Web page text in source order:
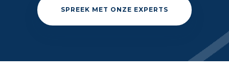
SPREEK MET ONZE EXPERTS